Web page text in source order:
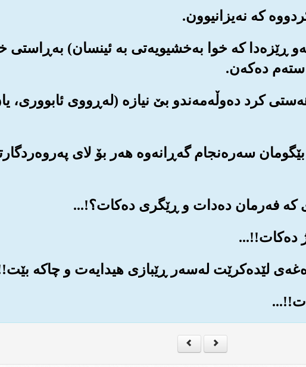
ڕێزه‌دا که خوا به‌خشیویه‌تی به ئینسان) به‌ڕاستی
ده‌که‌ن.
کرد ده‌وڵه‌مه‌ندو بێ نیازه (له‌ڕووی ئابووری،
سه‌ره‌نجام گه‌ڕانه‌وه هه‌ر بۆ لای